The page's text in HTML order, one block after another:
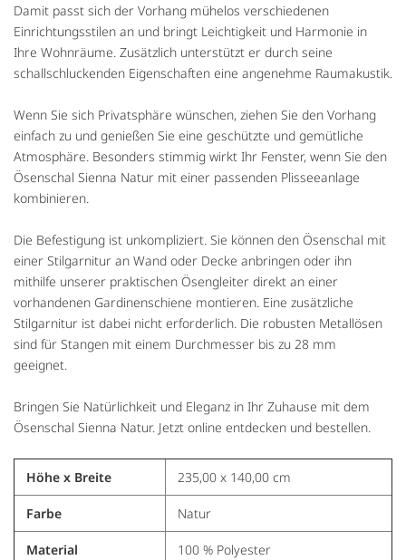
Damit passt sich der Vorhang mühelos verschiedenen
Einrichtungsstilen an und bringt Leichtigkeit und Harmonie in
Ihre Wohnräume. Zusätzlich unterstützt er durch seine
schallschluckenden Eigenschaften eine angenehme Raumakustik.
Wenn Sie sich Privatsphäre wünschen, ziehen Sie den Vorhang
einfach zu und genießen Sie eine geschützte und gemütliche
Atmosphäre. Besonders stimmig wirkt Ihr Fenster, wenn Sie den
Ösenschal Sienna Natur mit einer passenden Plisseeanlage
kombinieren.
Die Befestigung ist unkompliziert. Sie können den Ösenschal mit
einer Stilgarnitur an Wand oder Decke anbringen oder ihn
mithilfe unserer praktischen Ösengleiter direkt an einer
vorhandenen Gardinenschiene montieren. Eine zusätzliche
Stilgarnitur ist dabei nicht erforderlich. Die robusten Metallösen
sind für Stangen mit einem Durchmesser bis zu 28 mm
geeignet.
Bringen Sie Natürlichkeit und Eleganz in Ihr Zuhause mit dem
Ösenschal Sienna Natur. Jetzt online entdecken und bestellen.
Höhe x Breite 235,00 x 140,00 cm
Farbe Natur
Material 100 % Polyester